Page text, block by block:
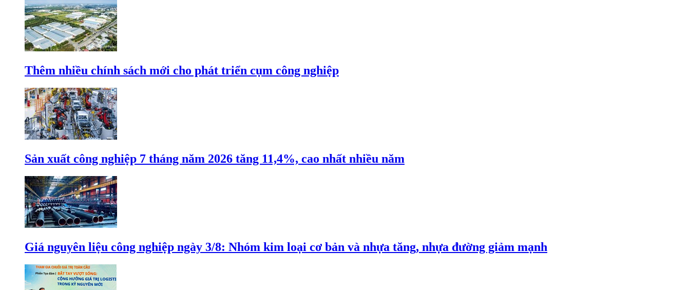
Thêm nhiều chính sách mới cho phát triển cụm công nghiệp
Sản xuất công nghiệp 7 tháng năm 2026 tăng 11,4%, cao nhất nhiều năm
Giá nguyên liệu công nghiệp ngày 3/8: Nhóm kim loại cơ bản và nhựa tăng, nhựa đường giảm mạnh